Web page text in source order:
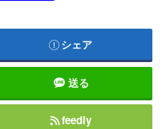
シェア
送る
feedly